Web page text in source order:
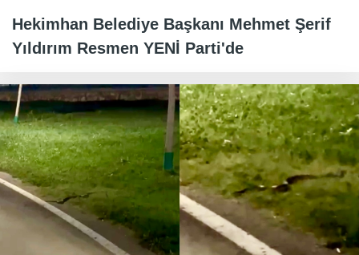
Hekimhan Belediye Başkanı Mehmet Şerif
Yıldırım Resmen YENİ Parti'de